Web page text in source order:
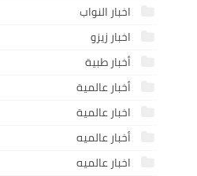
اخبار النواب
اخبار زيزو
أخبار طبية
أخبار عالمية
اخبار عالمية
أخبار عالميه
اخبار عالميه